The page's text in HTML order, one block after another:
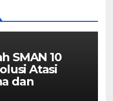
SMAN 10
Atasi
dan